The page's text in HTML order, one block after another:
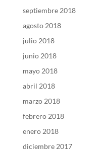
septiembre 2018
agosto 2018
julio 2018
junio 2018
mayo 2018
abril 2018
marzo 2018
febrero 2018
enero 2018
diciembre 2017